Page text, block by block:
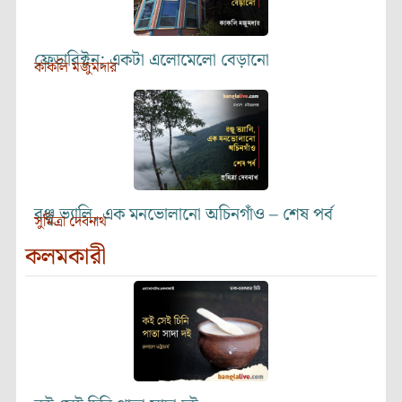
ফ্রেডারিক্টন: একটা এলোমেলো বেড়ানো
কাকলি মজুমদার
রঞ্জু ভ্যালি, এক মনভোলানো অচিনগাঁও – শেষ পর্ব
সুমিত্রা দেবনাথ
কলমকারী